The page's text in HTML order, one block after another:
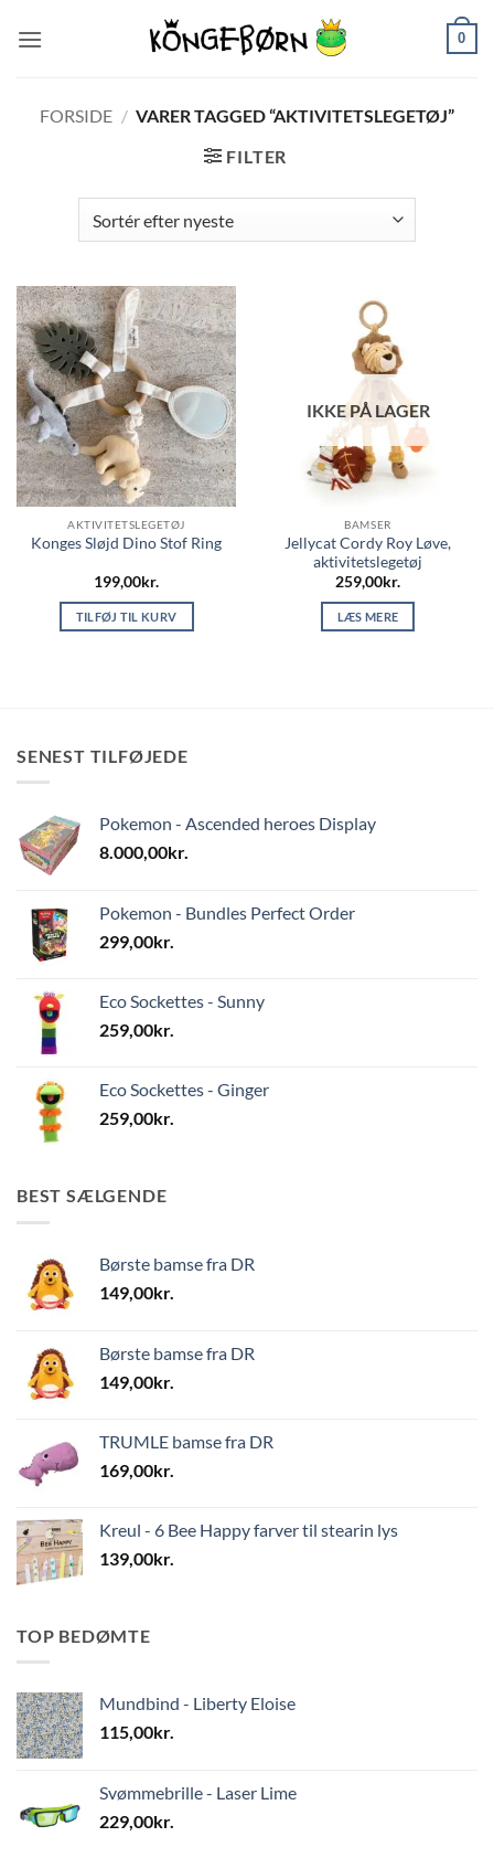
0
FORSIDE / VARER TAGGED “AKTIVITETSLEGETØJ”
FILTER
AKTIVITETSLEGETØJ
Konges Sløjd Dino Stof Ring
199,00kr.
TILFØJ TIL KURV
IKKE PÅ LAGER
BAMSER
Jellycat Cordy Roy Løve,
aktivitetslegetøj
259,00kr.
LÆS MERE
SENEST TILFØJEDE
Pokemon - Ascended heroes Display
8.000,00kr.
Pokemon - Bundles Perfect Order
299,00kr.
Eco Sockettes - Sunny
259,00kr.
Eco Sockettes - Ginger
259,00kr.
BEST SÆLGENDE
Børste bamse fra DR
149,00kr.
Børste bamse fra DR
149,00kr.
TRUMLE bamse fra DR
169,00kr.
Kreul - 6 Bee Happy farver til stearin lys
139,00kr.
TOP BEDØMTE
Mundbind - Liberty Eloise
115,00kr.
Svømmebrille - Laser Lime
229,00kr.